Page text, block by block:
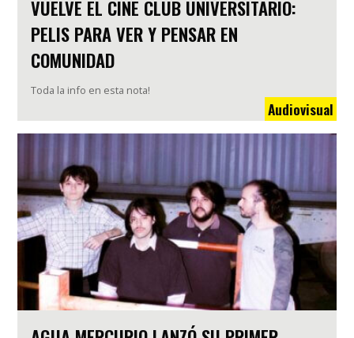
VUELVE EL CINE CLUB UNIVERSITARIO:
PELIS PARA VER Y PENSAR EN
COMUNIDAD
Toda la info en esta nota!
Audiovisual